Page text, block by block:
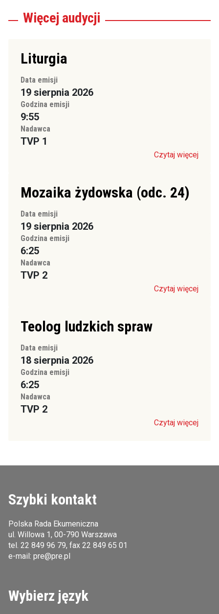
Więcej audycji
Liturgia
Data emisji
19 sierpnia 2026
Godzina emisji
9:55
Nadawca
TVP 1
Czytaj więcej
Mozaika żydowska (odc. 24)
Data emisji
19 sierpnia 2026
Godzina emisji
6:25
Nadawca
TVP 2
Czytaj więcej
Teolog ludzkich spraw
Data emisji
18 sierpnia 2026
Godzina emisji
6:25
Nadawca
TVP 2
Czytaj więcej
Szybki kontakt
Polska Rada Ekumeniczna
ul. Willowa 1, 00-790 Warszawa
tel. 22 849 96 79, fax 22 849 65 01
e-mail: pre@pre.pl
Wybierz język